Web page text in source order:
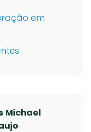
em
Michael